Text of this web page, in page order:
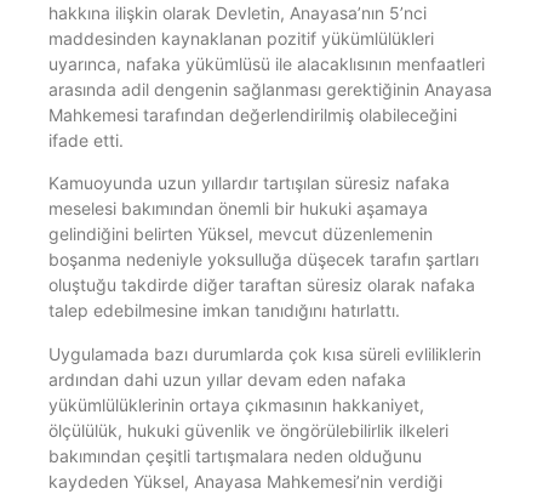
hakkına ilişkin olarak Devletin, Anayasa’nın 5’nci
maddesinden kaynaklanan pozitif yükümlülükleri
uyarınca, nafaka yükümlüsü ile alacaklısının menfaatleri
arasında adil dengenin sağlanması gerektiğinin Anayasa
Mahkemesi tarafından değerlendirilmiş olabileceğini
ifade etti.
Kamuoyunda uzun yıllardır tartışılan süresiz nafaka
meselesi bakımından önemli bir hukuki aşamaya
gelindiğini belirten Yüksel, mevcut düzenlemenin
boşanma nedeniyle yoksulluğa düşecek tarafın şartları
oluştuğu takdirde diğer taraftan süresiz olarak nafaka
talep edebilmesine imkan tanıdığını hatırlattı.
Uygulamada bazı durumlarda çok kısa süreli evliliklerin
ardından dahi uzun yıllar devam eden nafaka
yükümlülüklerinin ortaya çıkmasının hakkaniyet,
ölçülülük, hukuki güvenlik ve öngörülebilirlik ilkeleri
bakımından çeşitli tartışmalara neden olduğunu
kaydeden Yüksel, Anayasa Mahkemesi’nin verdiği